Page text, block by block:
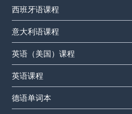
西班牙语课程
意大利语课程
英语（美国）课程
英语课程
德语单词本